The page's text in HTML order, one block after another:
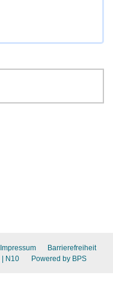
Impressum
Barrierefreiheit
| N10 Powered by BPS